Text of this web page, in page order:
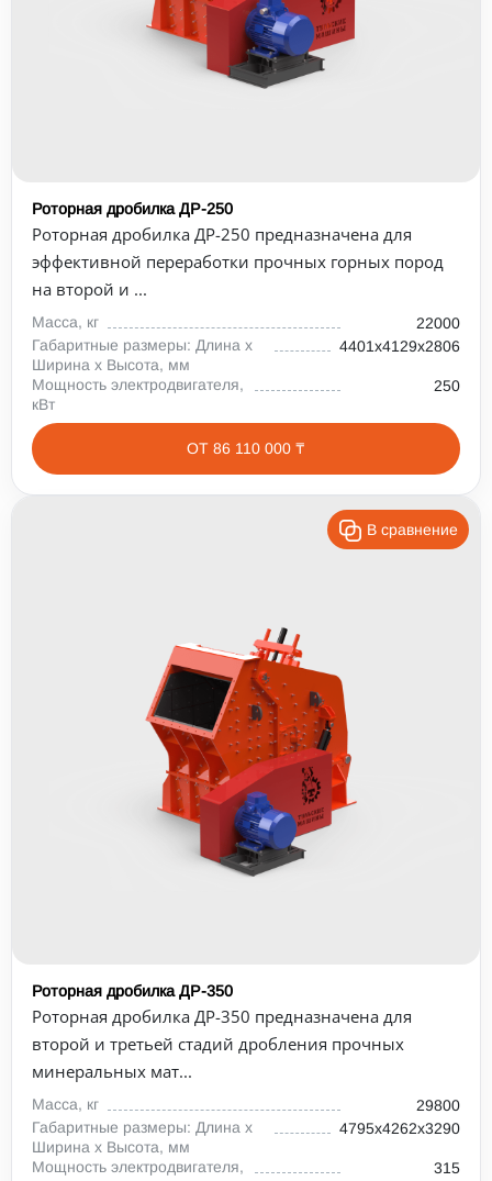
Роторная дробилка ДР-250
Роторная дробилка ДР-250 предназначена для
эффективной переработки прочных горных пород
на второй и ...
Масса, кг
22000
Габаритные размеры: Длина х
Ширина х Высота, мм
4401х4129х2806
Мощность электродвигателя,
кВт
250
ОТ 86 110 000 ₸
В сравнение
Роторная дробилка ДР-350
Роторная дробилка ДР-350 предназначена для
второй и третьей стадий дробления прочных
минеральных мат...
Масса, кг
29800
Габаритные размеры: Длина х
Ширина х Высота, мм
4795х4262х3290
Мощность электродвигателя,
315